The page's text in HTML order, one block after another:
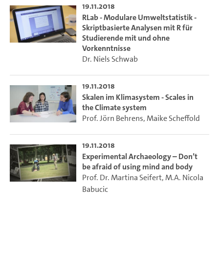
19.11.2018
RLab - Modulare Umweltstatistik -
Skriptbasierte Analysen mit R für
Studierende mit und ohne
Vorkenntnisse
Dr. Niels Schwab
19.11.2018
Skalen im Klimasystem - Scales in
the Climate system
Prof. Jörn Behrens,Maike Scheffold
19.11.2018
Experimental Archaeology – Don’t
be afraid of using mind and body
Prof. Dr. Martina Seifert,M.A. Nicola
Babucic